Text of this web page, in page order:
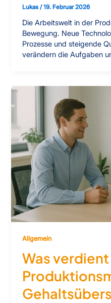
Lukas/19. Februar 2026
Die Arbeitswelt in der
Bewegung. Neue
Prozesse und steigende
verändern die Aufgaben
Allgemein
Was verdient